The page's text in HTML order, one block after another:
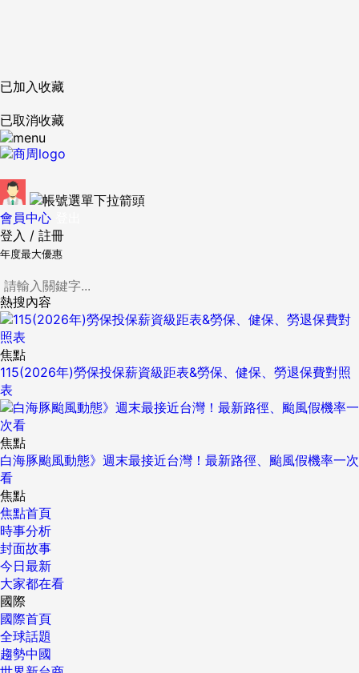
已加入收藏
已取消收藏
會員中心
登入 / 註冊
年度最大優惠
熱搜內容
焦點
115(2026年)勞保投保薪資級距表&勞保、健保、勞退保費對照
表
焦點
白海豚颱風動態》週末最接近台灣！最新路徑、颱風假機率一次
看
焦點
焦點首頁
時事分析
封面故事
今日最新
大家都在看
國際
國際首頁
全球話題
趨勢中國